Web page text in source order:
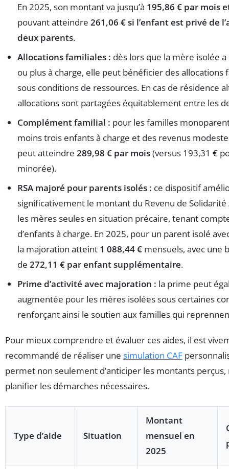
En 2025, son montant va jusqu’à 195,86 € par mois
pouvant atteindre 261,06 € si l’enfant est privé de
deux parents.
Allocations familiales : dès lors que la mère isolée
ou plus à charge, elle peut bénéficier des allocations
sous conditions de ressources. En cas de résidence
allocations sont partagées équitablement entre les
Complément familial : pour les familles
moins trois enfants à charge et des revenus
peut atteindre 289,98 € par mois(versus 193,31 €
minorée).
RSA majoré pour parents isolés : ce dispositif
significativement le montant du Revenu de
les mères seules en situation précaire, tenant
d’enfants à charge. En 2025, pour un parent isolé
la majoration atteint 1 088,44 € mensuels, avec une
de 272,11 € par enfant supplémentaire.
Prime d’activité avec majoration : la prime peut
augmentée pour les mères isolées sous certaines
renforçant ainsi le soutien aux familles qui
Pour mieux comprendre et évaluer ces aides, il est
recommandé de réaliser une simulation CAF
permet non seulement d’anticiper les montants perçus,
planifier les démarches nécessaires.
Type d’aide Situation
Montant
mensuel en
2025